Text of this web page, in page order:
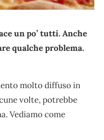
un po’ tutti. Anche
qualche problema.
molto diffuso in
volte, potrebbe
Vediamo come